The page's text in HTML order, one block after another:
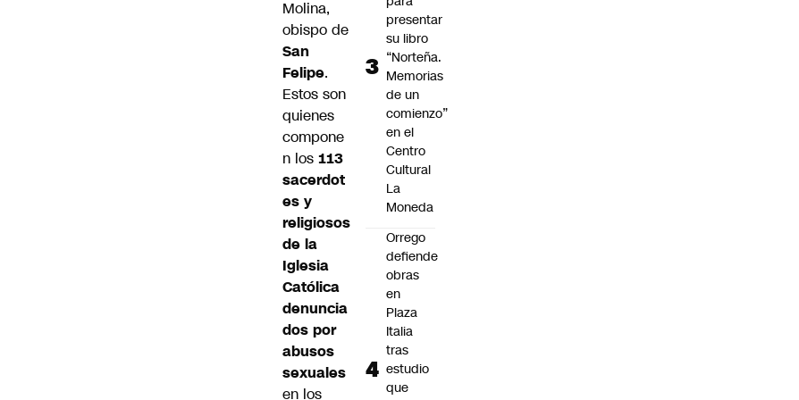
Molina,
obispo de
San
Felipe.
Estos son
quienes
compone
n los 113
sacerdot
es y
religiosos
de la
Iglesia
Católica
denuncia
dos por
abusos
sexuales
en los
presentar
su libro
“Norteña.
Memorias
de un
comienzo”
en el
Centro
Cultural
La
Moneda
Orrego
defiende
obras
en
Plaza
Italia
tras
estudio
que